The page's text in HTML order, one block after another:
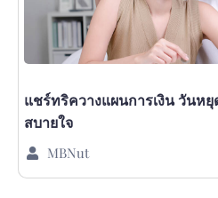
แชร์ทริควางแผนการเงิน วันหยุ
สบายใจ
MBNut